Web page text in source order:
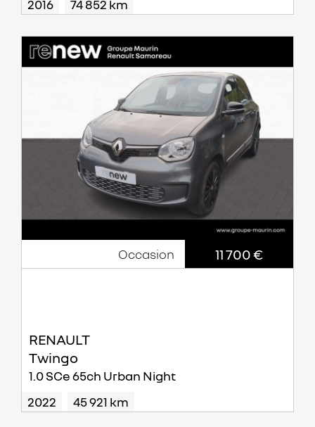
2016
74 852 km
Occasion 11 700 €
RENAULT
Twingo
1.0 SCe 65ch Urban Night
2022
45 921 km